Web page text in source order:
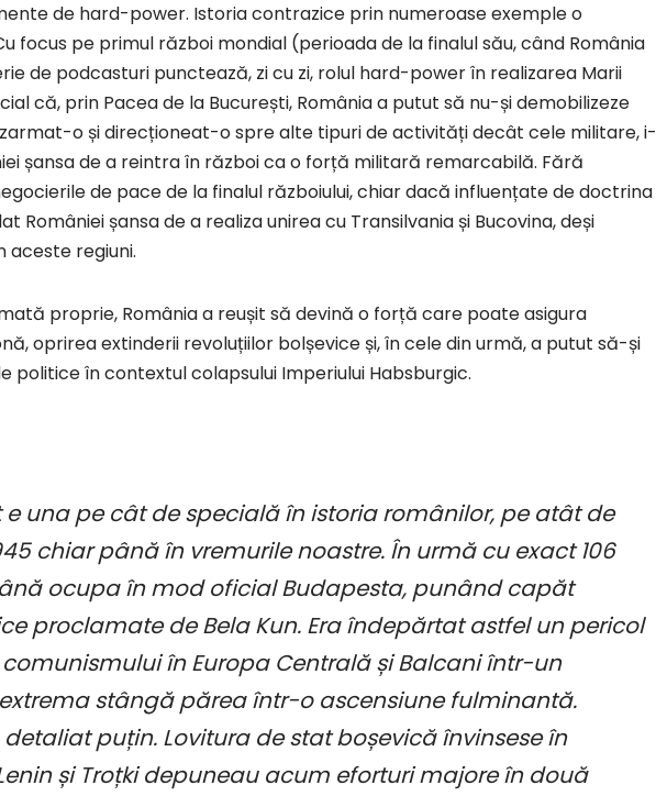
de hard-power. Istoria contrazice prin numeroase exemple o
focus pe primul război mondial (perioada de la finalul său, când România
de podcasturi punctează, zi cu zi, rolul hard-power în realizarea Marii
că, prin Pacea de la București, România a putut să nu-și demobilizeze
o și direcționeat-o spre alte tipuri de activități decât cele militare, i-
șansa de a reintra în război ca o forță militară remarcabilă. Fără
de pace de la finalul războiului, chiar dacă influențate de doctrina
României șansa de a realiza unirea cu Transilvania și Bucovina, deși
aceste regiuni.
proprie, România a reușit să devină o forță care poate asigura
oprirea extinderii revoluțiilor bolșevice și, în cele din urmă, a putut să-și
politice în contextul colapsului Imperiului Habsburgic.
una pe cât de specială în istoria românilor, pe atât de
chiar până în vremurile noastre. În urmă cu exact 106
ocupa în mod oficial Budapesta, punând capăt
proclamate de Bela Kun. Era îndepărtat astfel un pericol
în Europa Centrală și Balcani într-un
stângă părea într-o ascensiune fulminantă.
puțin. Lovitura de stat boșevică învinsese în
și Troțki depuneau acum eforturi majore în două